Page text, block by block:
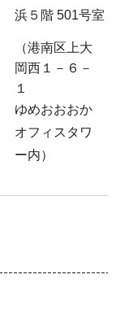
浜５階 501号室
（港南区上大
岡西１－６－
１
ゆめおおおか
オフィスタワ
ー内）